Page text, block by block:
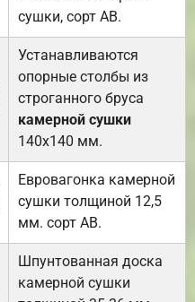
сушки, сорт АВ.
Устанавливаются
опорные столбы из
строганного бруса
камерной сушки
140х140 мм.
Евровагонка камерной
сушки толщиной 12,5
мм. сорт АВ.
Шпунтованная доска
камерной сушки